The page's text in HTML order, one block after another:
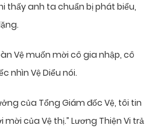
thấy anh ta chuẩn bị phát biểu,
Vệ muốn mời cô gia nhập, cô
nhìn Vệ Diểu nói.
của Tổng Giám đốc Vệ, tôi tin
của Vệ thị.” Lương Thiện Vi trả